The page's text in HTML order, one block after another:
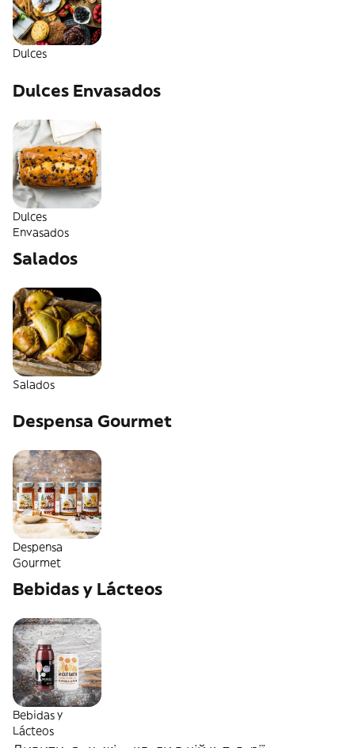
Dulces
Dulces Envasados
Dulces
Envasados
Salados
Salados
Despensa Gourmet
Despensa
Gourmet
Bebidas y Lácteos
Bebidas y
Lácteos